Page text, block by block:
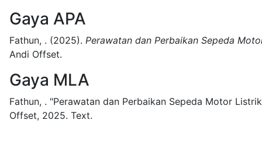
Gaya APA
Fathun, . (2025). Perawatan dan Perbaikan Sepeda
Andi Offset.
Gaya MLA
Fathun, . "Perawatan dan Perbaikan Sepeda Motor
Offset, 2025. Text.